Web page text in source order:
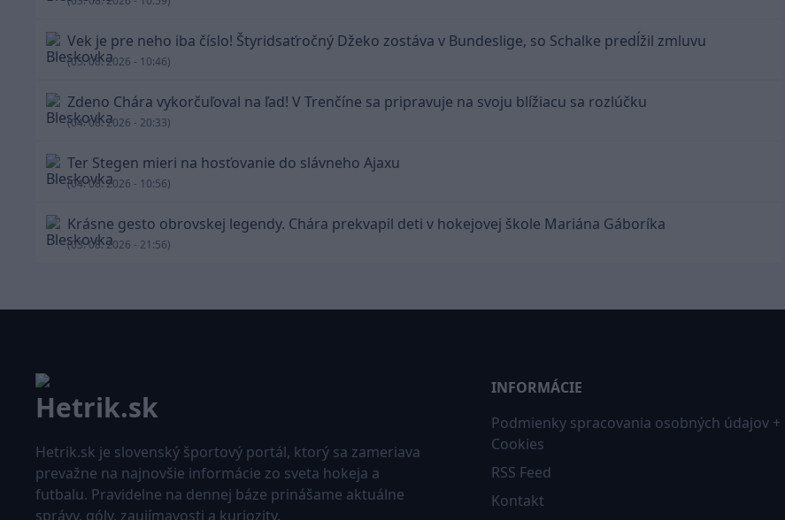
Vek je pre neho iba číslo! Štyridsaťročný Džeko zostáva v Bundeslige, so Schalke predĺžil zmluvu
(05. 08. 2026 - 10:46)
Zdeno Chára vykorčuľoval na ľad! V Trenčíne sa pripravuje na svoju blížiacu sa rozlúčku
(04. 08. 2026 - 20:33)
Ter Stegen mieri na hosťovanie do slávneho Ajaxu
(04. 08. 2026 - 10:56)
Krásne gesto obrovskej legendy. Chára prekvapil deti v hokejovej škole Mariána Gáboríka
(03. 08. 2026 - 21:56)
Hetrik.sk je slovenský športový portál, ktorý sa zameriava
prevažne na najnovšie informácie zo sveta hokeja a
futbalu. Pravidelne na dennej báze prinášame aktuálne
správy, góly, zaujímavosti a kuriozity.
INFORMÁCIE
Podmienky spracovania osobných údajov +
Cookies
RSS Feed
Kontakt